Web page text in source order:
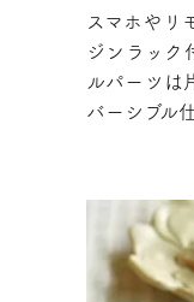
スマホやリ
ジンラック
ルパーツは
バーシブル